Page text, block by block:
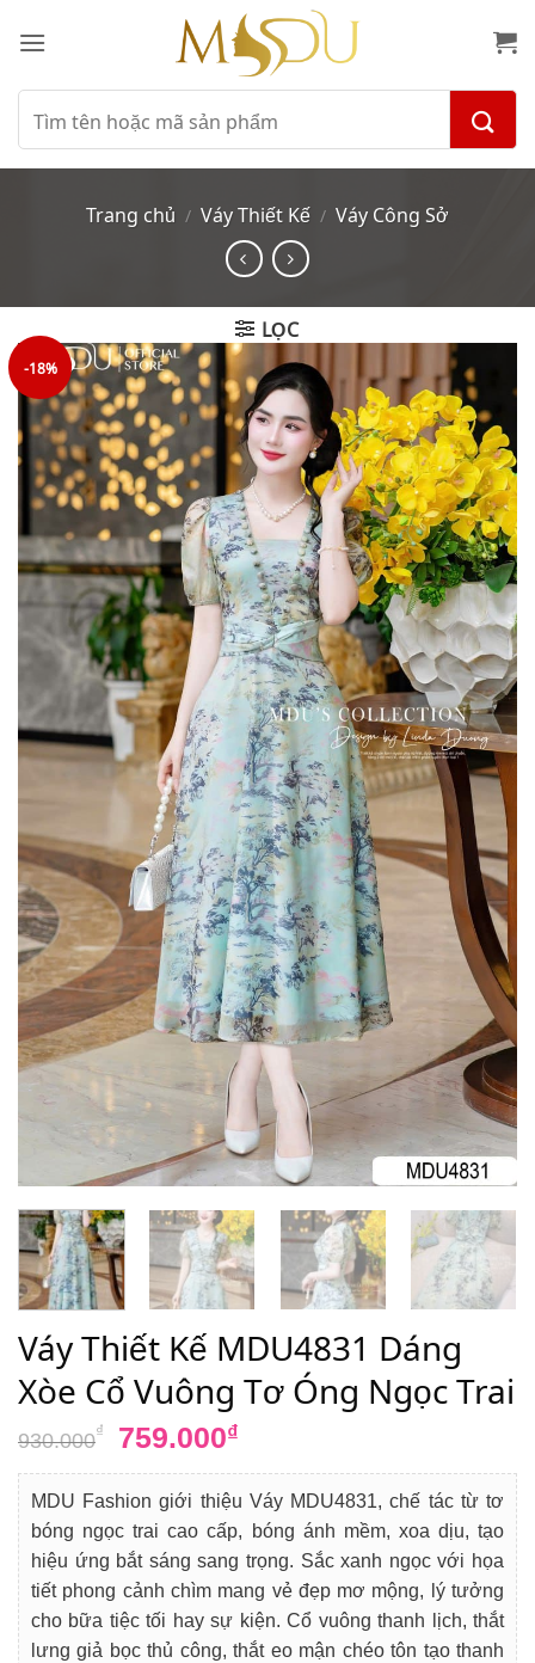
qua
dungTìm
kiếm:
Trang chủ / Váy Thiết Kế / Váy Công Sở
LỌC
-18%
Váy Thiết Kế MDU4831 Dáng
Xòe Cổ Vuông Tơ Óng Ngọc Trai
930.000₫
Giá
là:
930.000₫.
759.000₫
tại
là:
759.000₫.
MDU Fashion giới thiệu Váy MDU4831, chế tác từ tơ
bóng ngọc trai cao cấp, bóng ánh mềm, xoa dịu, tạo
hiệu ứng bắt sáng sang trọng. Sắc xanh ngọc với họa
tiết phong cảnh chìm mang vẻ đẹp mơ mộng, lý tưởng
cho bữa tiệc tối hay sự kiện. Cổ vuông thanh lịch, thắt
lưng giả bọc thủ công, thắt eo mận chéo tôn tạo thanh